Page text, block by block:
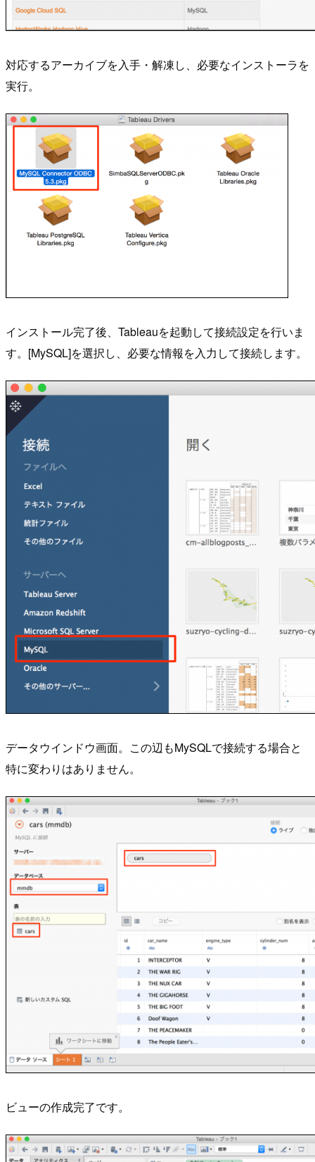
対応するアーカイブを入手・解凍し、必要なインストーラを
実行。
インストール完了後、Tableauを起動して接続設定を行いま
す。[MySQL]を選択し、必要な情報を入力して接続します。
データウインドウ画面。この辺もMySQLで接続する場合と
特に変わりはありません。
ビューの作成完了です。